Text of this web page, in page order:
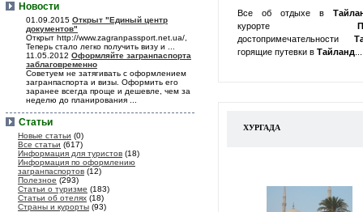
Новости
01.09.2015 Открыт "Единый центр
документов"
Открыт http://www.zagranpassport.net.ua/,
Теперь стало легко получить визу и ...
11.05.2012 Оформляйте загранпаспорта
заблаговременно
Советуем не затягивать с оформлением
загранпаспорта и визы. Оформить его
заранее всегда проще и дешевле, чем за
неделю до планирования ...
Статьи
Новые статьи (0)
Все статьи (617)
Информация для туристов (18)
Информация по оформлению
загранпаспортов (12)
Полезное (293)
Статьи о туризме (183)
Статьи об отелях (18)
Страны и курорты (93)
Все об отдыхе в
курорте
достопримечательности
горящие путевки в Тайланд
ХУРГАДА